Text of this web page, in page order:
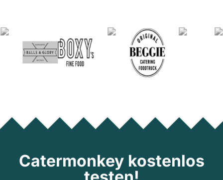
Catermonkey kostenlos